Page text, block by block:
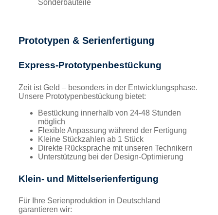
Sonderbauteile
Prototypen & Serienfertigung
Express-Prototypenbestückung
Zeit ist Geld – besonders in der Entwicklungsphase.
Unsere Prototypenbestückung bietet:
Bestückung innerhalb von 24-48 Stunden
möglich
Flexible Anpassung während der Fertigung
Kleine Stückzahlen ab 1 Stück
Direkte Rücksprache mit unseren Technikern
Unterstützung bei der Design-Optimierung
Klein- und Mittelserienfertigung
Für Ihre Serienproduktion in Deutschland
garantieren wir: